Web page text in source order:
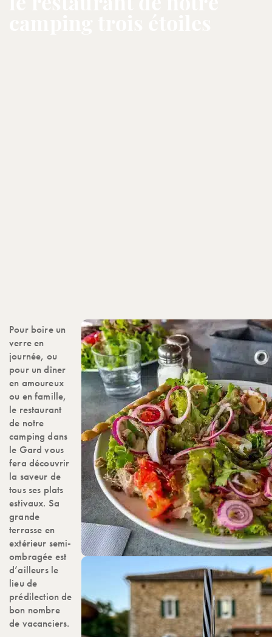
Pour boire un
verre en
journée, ou
pour un dîner
en amoureux
ou en famille,
le restaurant
de notre
camping dans
le Gard vous
fera découvrir
la saveur de
tous ses plats
estivaux. Sa
grande
terrasse en
extérieur semi-
ombragée est
d’ailleurs le
lieu de
prédilection de
bon nombre
de vacanciers.